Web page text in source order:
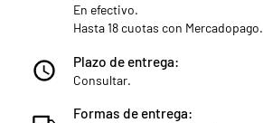
En efectivo.
Hasta 18 cuotas con Mercadopago.
Plazo de entrega:
Consultar.
Formas de entrega: